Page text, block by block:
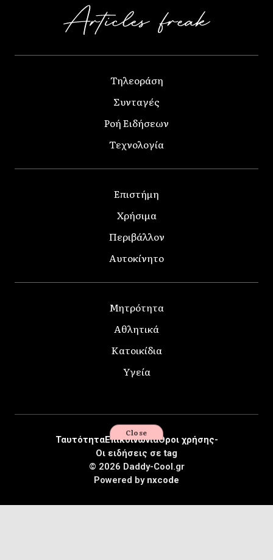
Τηλεοράση
Συνταγές
Ροή Ειδήσεων
Τεχνολογία
Επιστήμη
Χρήσιμα
Περιβάλλον
Αυτοκίνητο
Μητρότητα
Αθλητικά
Κατοικίδια
Υγεία
© 2026 Daddy-Cool.gr
ΤαυτότηταΕπικοινωνίαΌροι χρήσης-
Οι ειδήσεις σε tag
Powered by nxcode
Close